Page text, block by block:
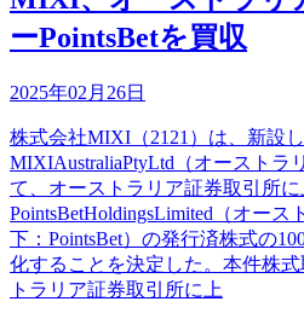
ーPointsBetを買収
2025年02月26日
株式会社MIXI（2121）は、新設
MIXIAustraliaPtyLtd（オーストラ
て、オーストラリア証券取引所に
PointsBetHoldingsLimited（オー
下：PointsBet）の発行済株式の
化することを決定した。本件株式
トラリア証券取引所に上